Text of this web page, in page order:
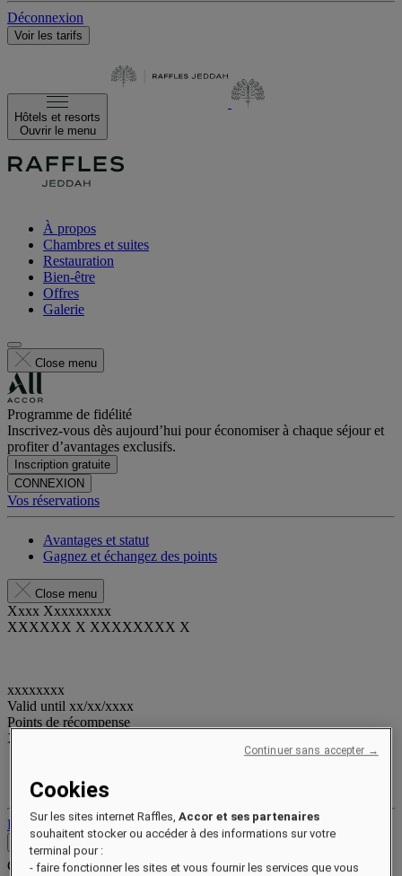
Déconnexion
Voir les tarifs
Hôtels et resorts
Ouvrir le menu
À propos
Chambres et suites
Restauration
Bien-être
Offres
Galerie
Close menu
Programme de fidélité
Inscrivez-vous dès aujourd’hui pour économiser à chaque séjour et
profiter d’avantages exclusifs.
Inscription gratuite
CONNEXION
Vos réservations
Avantages et statut
Gagnez et échangez des points
Close menu
Xxxx Xxxxxxxxx
XXXXXX X XXXXXXXX X
xxxxxxxx
Valid until xx/xx/xxxx
Points de récompense
XXX
Vos réservations
Déconnexion
Contact
CONCIERGERIE Close menu
Cookies
Sur les sites internet Raffles,Accor et ses partenaires
souhaitent stocker ou accéder à des informations sur votre
terminal pour :
- faire fonctionner les sites et vous fournir les services que vous
Continuer sans accepter →